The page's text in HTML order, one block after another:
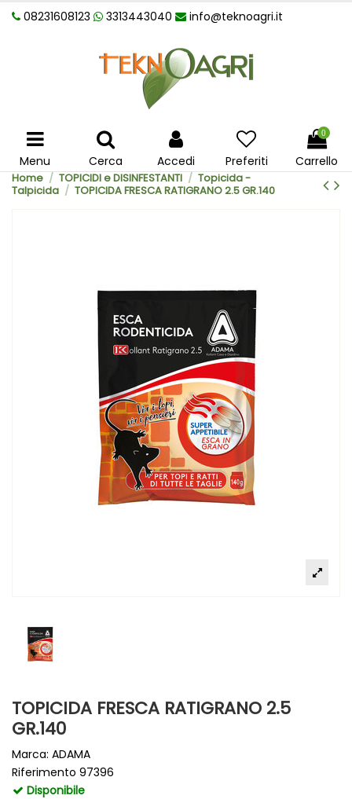
08231608123 3313443040 info@teknoagri.it
Menu Cerca Accedi Preferiti
0
Carrello
Home TOPICIDI e DISINFESTANTI
Topicida -
Talpicida
TOPICIDA FRESCA RATIGRANO 2.5 GR.140
TOPICIDA FRESCA RATIGRANO 2.5
GR.140
Marca: ADAMA
Riferimento 97396
Disponibile